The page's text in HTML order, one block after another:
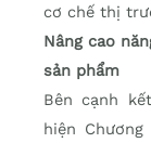
cơ chế thị
Nâng cao
sản phẩm
Bên cạnh
hiện